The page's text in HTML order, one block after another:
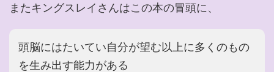
またキングスレイさんはこの本の冒頭に、
頭脳にはたいてい自分が望む以上に多くのもの
を生み出す能力がある